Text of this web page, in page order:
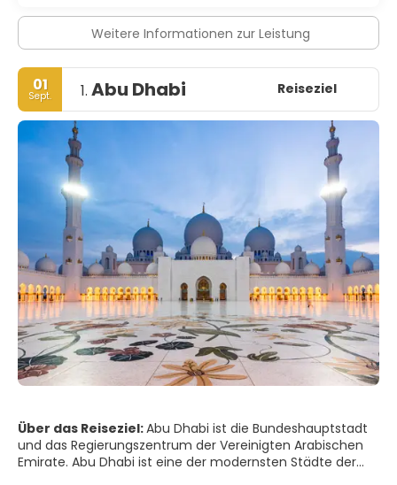
Weitere Informationen zur Leistung
01
Sept. 1. Abu Dhabi Reiseziel
Über das Reiseziel:Abu Dhabi ist die Bundeshauptstadt
und das Regierungszentrum der Vereinigten Arabischen
Emirate. Abu Dhabi ist eine der modernsten Städte der